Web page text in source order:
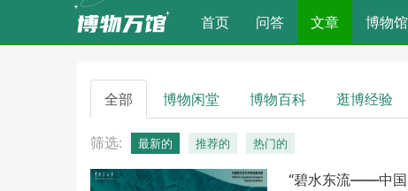
首页(current)
问答 文章 博物
全部 博物闲堂 博物百科 逛博经验
筛选: 最新的 推荐的 热门的
“碧水东流——中国